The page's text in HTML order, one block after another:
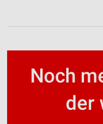
Noch
der